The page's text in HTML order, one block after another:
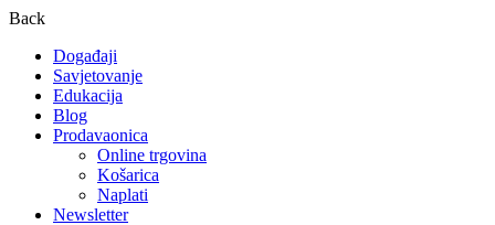
Back
Događaji
Savjetovanje
Edukacija
Blog
Prodavaonica
Online trgovina
Košarica
Naplati
Newsletter